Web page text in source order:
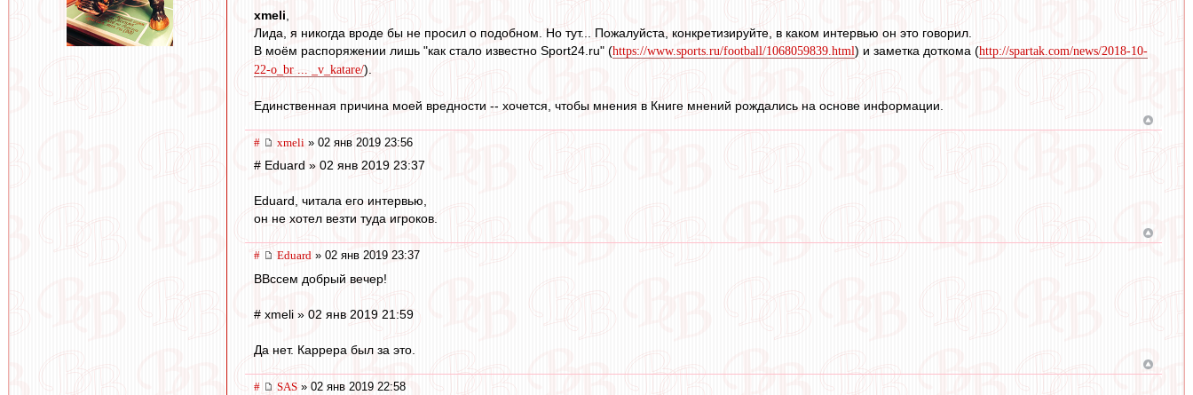
xmeli
Лида, я никогда вроде бы не просил о подобном. Но тут... Пожалуйста, конкретизируйте, в каком интервью он это говорил.
В моём распоряжении лишь "как стало известно Sport24.ru" (https://www.sports.ru/football/1068059839.html) и заметка доткома (http://spartak.com/news/2018-10-
22-o_br ... _v_katare/).
Единственная причина моей вредности -- хочется, чтобы мнения в Книге мнений рождались на основе информации.
# xmeli » 02 янв 2019 23:56
# Eduard » 02 янв 2019 23:37
Eduard, читала его интервью,
он не хотел везти туда игроков.
# Eduard » 02 янв 2019 23:37
ВВссем добрый вечер!
# xmeli » 02 янв 2019 21:59
Да нет. Каррера был за это.
# SAS » 02 янв 2019 22:58